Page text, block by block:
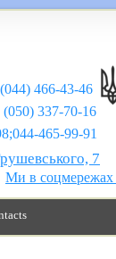
(044) 466-43-46
337-70-16
465-99-91
7
Ми в соцмережах